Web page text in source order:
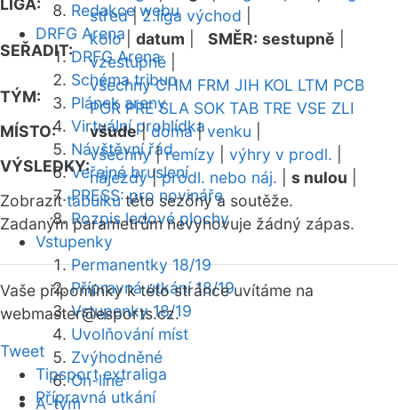
Redakce webu
DRFG Arena
DRFG Arena
Schéma tribun
Plánek areny
Virtuální prohlídka
Návštěvní řád
Veřejné bruslení
PRESS: pro novináře
Rozpis ledové plochy
Vstupenky
Permanentky 18/19
Přípravná utkání 18/19
Vstupenky 18/19
Uvolňování míst
Zvýhodněné
On-line
A-tým
LIGA:
střed|2.liga východ
SEŘADIT:
kolo| datum SMĚR: sestupně
vzestupně
TÝM:
všechny CHM FRM JIH KOL LTM PCB
POR PRE SLA SOK TAB TRE VSE ZLI
MÍSTO:
všude|doma|venku
VÝSLEDKY:
všechny|remízy výhry v prodl.
nájezdy|prodl. nebo náj. s nulou
Zobrazittabulkutéto sezóny a soutěže.
Zadaným parametrům nevyhovuje žádný zápas.
Vaše připomínky k této stránce uvítáme na
webmaster@esports.cz.
Tweet
Tipsport extraliga
Přípravná utkání